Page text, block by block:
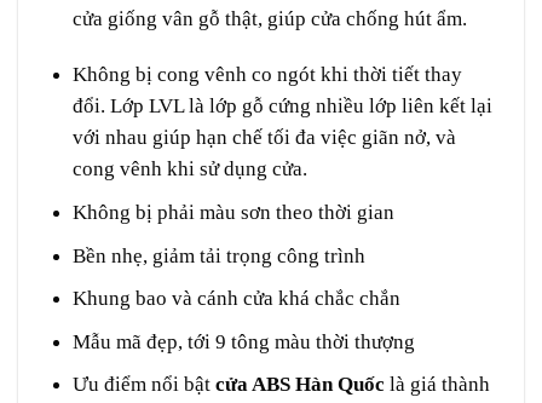
cửa giống vân gỗ thật, giúp cửa chống hút ẩm.
Không bị cong vênh co ngót khi thời tiết thay
đổi. Lớp LVL là lớp gỗ cứng nhiều lớp liên kết lại
với nhau giúp hạn chế tối đa việc giãn nở, và
cong vênh khi sử dụng cửa.
Không bị phải màu sơn theo thời gian
Bền nhẹ, giảm tải trọng công trình
Khung bao và cánh cửa khá chắc chắn
Mẫu mã đẹp, tới 9 tông màu thời thượng
Ưu điểm nổi bật cửa ABS Hàn Quốc là giá thành